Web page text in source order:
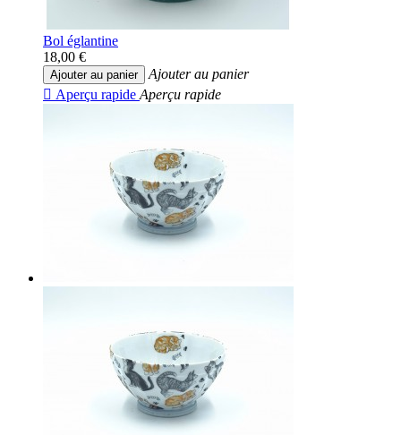
Bol églantine
18,00 €
Ajouter au panier
Ajouter au panier
 Aperçu rapide Aperçu rapide